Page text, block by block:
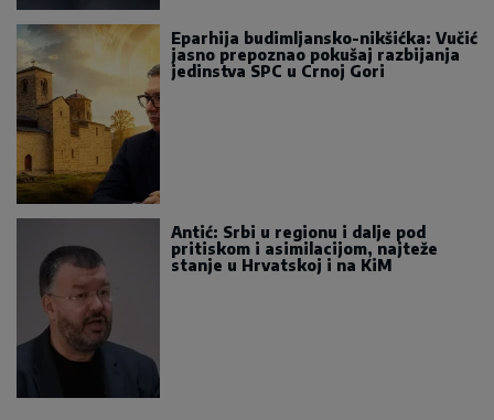
Eparhija budimljansko-nikšićka: Vučić
jasno prepoznao pokušaj razbijanja
jedinstva SPC u Crnoj Gori
Antić: Srbi u regionu i dalje pod
pritiskom i asimilacijom, najteže
stanje u Hrvatskoj i na KiM